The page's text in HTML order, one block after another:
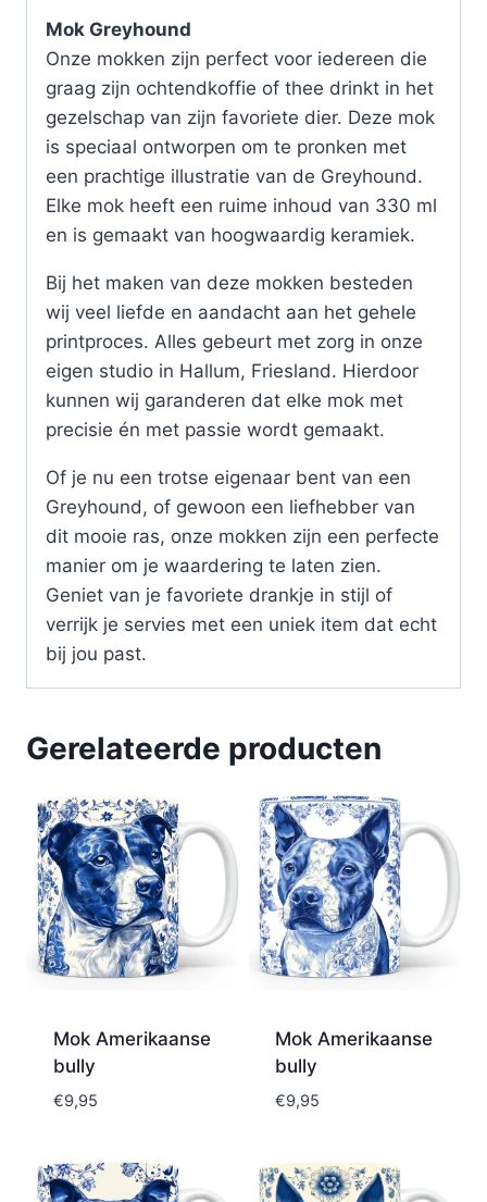
Mok Greyhound
Onze mokken zijn perfect voor iedereen die
graag zijn ochtendkoffie of thee drinkt in het
gezelschap van zijn favoriete dier. Deze mok
is speciaal ontworpen om te pronken met
een prachtige illustratie van de Greyhound.
Elke mok heeft een ruime inhoud van 330 ml
en is gemaakt van hoogwaardig keramiek.
Bij het maken van deze mokken besteden
wij veel liefde en aandacht aan het gehele
printproces. Alles gebeurt met zorg in onze
eigen studio in Hallum, Friesland. Hierdoor
kunnen wij garanderen dat elke mok met
precisie én met passie wordt gemaakt.
Of je nu een trotse eigenaar bent van een
Greyhound, of gewoon een liefhebber van
dit mooie ras, onze mokken zijn een perfecte
manier om je waardering te laten zien.
Geniet van je favoriete drankje in stijl of
verrijk je servies met een uniek item dat echt
bij jou past.
Gerelateerde producten
Mok Amerikaanse
bully
€9,95
Mok Amerikaanse
bully
€9,95